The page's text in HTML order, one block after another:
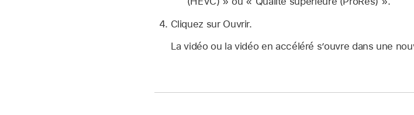
Cliquez sur Ouvrir.
La vidéo ou la vidéo en accéléré s’ouvre dans une